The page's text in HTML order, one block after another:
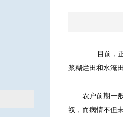
目前，正
浆糊烂田和水淹
农户前期一般
衩，而病情不但